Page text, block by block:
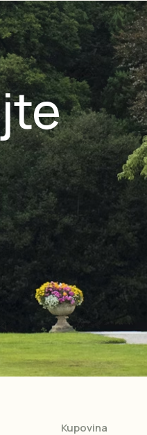
Kupovina